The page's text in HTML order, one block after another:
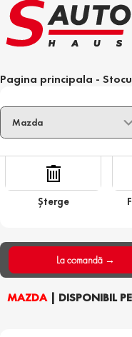
Pagina principala -
Șterge
MAZDA| DISPONIBIL
La comandă →